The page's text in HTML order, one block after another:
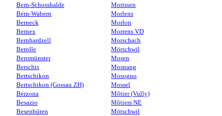
Bern-Schosshalde
Bern-Wabern
Berneck
Bernex
Bernhardzell
Berolle
Beromünster
Berschis
Bertschikon
Bertschikon (Gossau ZH)
Berzona
Besazio
Besenbüren
Morissen
Morlens
Morlon
Morrens VD
Morschach
Mörschwil
Mosen
Mosnang
Mosogno
Mossel
Môtier (Vully)
Môtiers NE
Mötschwil